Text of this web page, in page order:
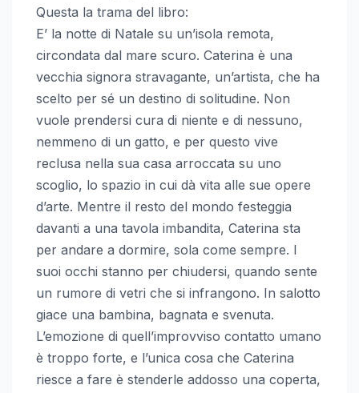
Questa la trama del libro:
E’ la notte di Natale su un’isola remota,
circondata dal mare scuro. Caterina è una
vecchia signora stravagante, un’artista, che ha
scelto per sé un destino di solitudine. Non
vuole prendersi cura di niente e di nessuno,
nemmeno di un gatto, e per questo vive
reclusa nella sua casa arroccata su uno
scoglio, lo spazio in cui dà vita alle sue opere
d’arte. Mentre il resto del mondo festeggia
davanti a una tavola imbandita, Caterina sta
per andare a dormire, sola come sempre. I
suoi occhi stanno per chiudersi, quando sente
un rumore di vetri che si infrangono. In salotto
giace una bambina, bagnata e svenuta.
L’emozione di quell’improvviso contatto umano
è troppo forte, e l’unica cosa che Caterina
riesce a fare è stenderle addosso una coperta,